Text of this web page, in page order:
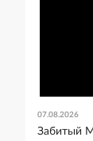
07.08.2026
Забитый